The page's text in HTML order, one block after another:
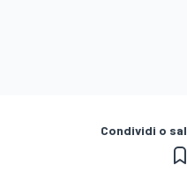
Condividi o